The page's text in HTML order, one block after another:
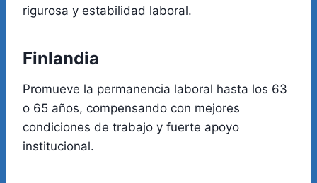
rigurosa y estabilidad laboral.
Finlandia
Promueve la permanencia laboral hasta los 63
o 65 años, compensando con mejores
condiciones de trabajo y fuerte apoyo
institucional.